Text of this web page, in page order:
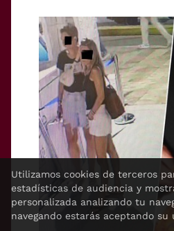
Utilizamos cookies de terceros
estadísticas de audiencia y
personalizada analizando tu
navegando estarás aceptando su